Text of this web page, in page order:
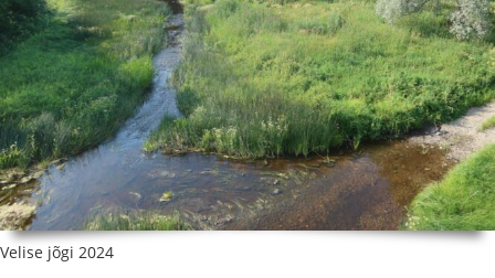
Velise jõgi 2024